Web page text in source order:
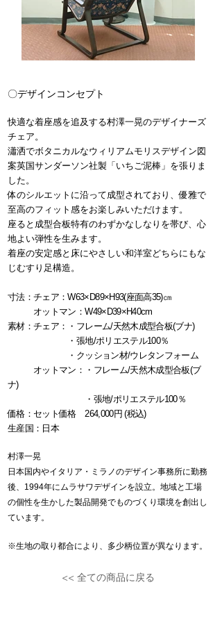
〇デザインコンセプト
快適な着座感を追及する村澤一晃のデザイナーズ
チェア。
瀟洒でボタニカルなウィリアムモリスデザイン図
案英国サンダーソン社製「いちご泥棒」を張りま
した。
体のシルエットに沿って成型されており、優雅で
至高のフィット感をお楽しみいただけます。
座ると成型合板特有のわずかなしなりを帯び、心
地よい弾性を生みます。
着座の安定感と床にやさしい和洋室どちらにもな
じむすり足構造。
寸法：チェア：W63×D89×H93(座面高35)㎝
オットマン：W49×D39×H40cm
​素材：チェア：・フレーム/天然木成型合板(ブナ)
・張地/ポリエステル100％
・クッション材/ウレタンフォーム
オットマン：・フレーム/天然木成型合板(ブ
ナ)
・張地/ポリエステル100％
​価格：セット価格 264,000円 (税込)
生産国： 日本
村澤一晃
日本国内やイタリア・ミラノのデザイン事務所に勤務
後、1994年にムラサワデザイ ンを設立。地域と工場
の個性を生かした製品開発でものづくり環境を創出し
ています。
​※生地の取り都合により、多少柄位置が異なります。
<< 全ての商品に戻る